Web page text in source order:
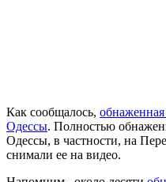
Как сообщалось,
Одессы. Полностью
Одессы, в частности, на
снимали ее на видео.